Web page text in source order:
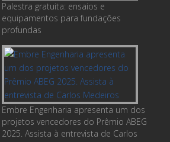
Palestra gratuita: ensaios e
equipamentos para fundações
profundas
Embre Engenharia apresenta um dos
projetos vencedores do Prêmio ABEG
2025. Assista à entrevista de Carlos